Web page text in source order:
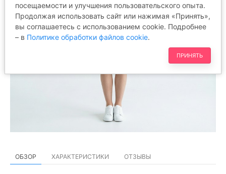
ОБЗОР ХАРАКТЕРИСТИКИ ОТЗЫВЫ
посещаемости и улучшения пользовательского опыта.
Продолжая использовать сайт или нажимая «Принять»,
вы соглашаетесь с использованием cookie. Подробнее
– в Политике обработки файлов cookie.
ПРИНЯТЬ